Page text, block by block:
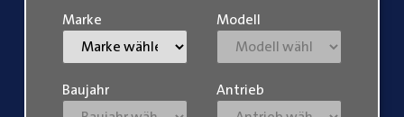
Marke Modell
Baujahr Antrieb